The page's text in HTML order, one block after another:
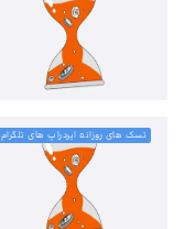
تسک های روزانه ایردراپ های تلگرام